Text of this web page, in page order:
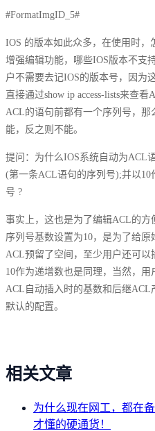
#FormatImgID_5#
IOS 的版本如此众多，在使用时
增强编辑功能，哪些IOS版本不支
户不需要去记IOS的版本号，因为
直接通过show ip access-lists来查
ACL的语句前都有一个序列号，
能，反之则不能。
提问：为什么IOS系统自动为ACL
(第一条ACL语句的序列号);并以10
号 ?
事实上，这也是为了编辑ACL的
序列号基数设置为10，是为了给
ACL预留了空间，至少用户还可
10作为递增数也是同理，当然，
ACL自动插入时的基数和后继
默认的配置。
相关文章
为什么现在网工，都在
才懂的硬通货！